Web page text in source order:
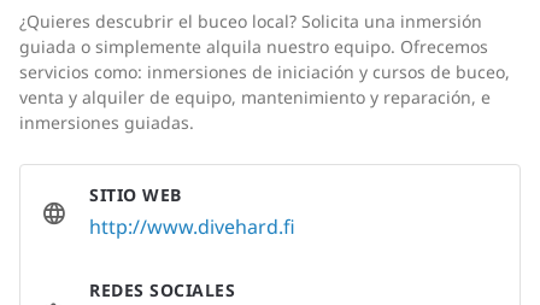
¿Quieres descubrir el buceo local? Solicita una inmersión
guiada o simplemente alquila nuestro equipo. Ofrecemos
servicios como: inmersiones de iniciación y cursos de buceo,
venta y alquiler de equipo, mantenimiento y reparación, e
inmersiones guiadas.
SITIO WEB
http://www.divehard.fi
REDES SOCIALES